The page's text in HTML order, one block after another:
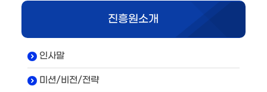
진흥원소개
인사말
미션/비전/전략